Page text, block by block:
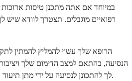
במיוחד אם אתה מתכנן טיסות ארוכות
רפואיים מוגבלים. תצטרך לוודא שיש
הרופא שלך עשוי להמליץ ​​להמתין
הנסיעה, בהתאם למצב הדימום שלך
לך להתכונן לנסיעה על ידי מתן תיעוד רפואי ופרטי קשר לשעת חירום.